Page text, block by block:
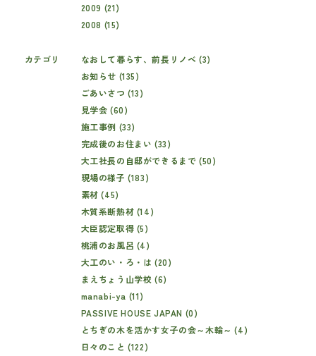
2009 (21)
2008 (15)
カテゴリ
なおして暮らす、前長リノベ (3)
お知らせ (135)
ごあいさつ (13)
見学会 (60)
施工事例 (33)
完成後のお住まい (33)
大工社長の自邸ができるまで (50)
現場の様子 (183)
素材 (45)
木質系断熱材 (14)
大臣認定取得 (5)
桃浦のお風呂 (4)
大工のい・ろ・は (20)
まえちょう山学校 (6)
manabi-ya (11)
PASSIVE HOUSE JAPAN (0)
とちぎの木を活かす女子の会～木輪～ (4)
日々のこと (122)